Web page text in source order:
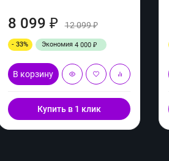
8 099 ₽ 12 099₽
- 33% Экономия 4 000 ₽
В корзину
Купить в 1 клик